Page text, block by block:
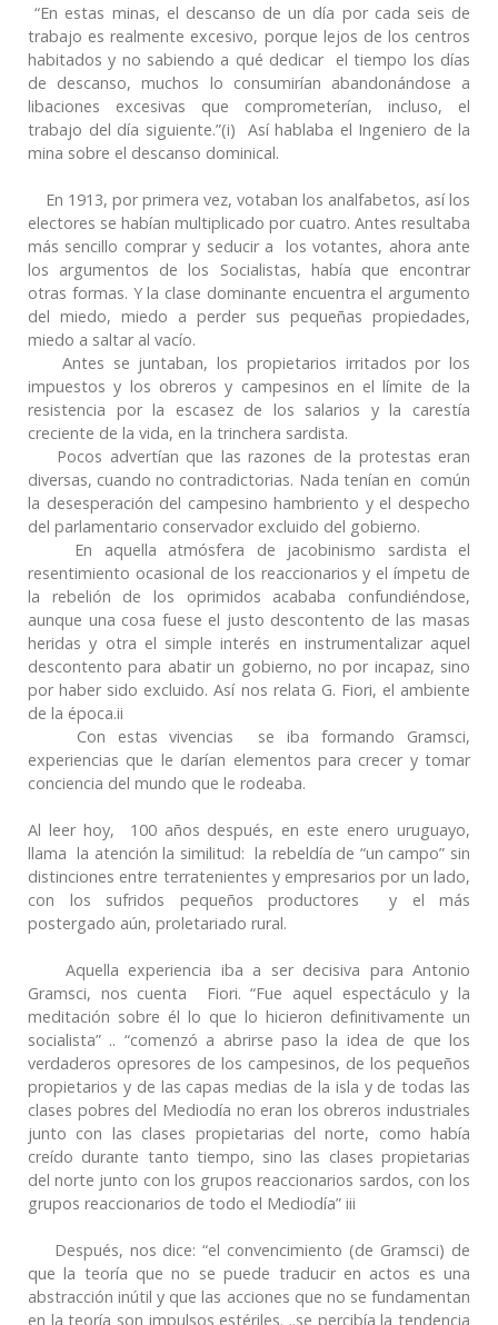
“En estas minas, el descanso de un día por cada seis de
trabajo es realmente excesivo, porque lejos de los centros
habitados y no sabiendo a qué dedicar el tiempo los días
de descanso, muchos lo consumirían abandonándose a
libaciones excesivas que comprometerían, incluso, el
trabajo del día siguiente.”(i) Así hablaba el Ingeniero de la
mina sobre el descanso dominical.
En 1913, por primera vez, votaban los analfabetos, así los
electores se habían multiplicado por cuatro. Antes resultaba
más sencillo comprar y seducir a los votantes, ahora ante
los argumentos de los Socialistas, había que encontrar
otras formas. Y la clase dominante encuentra el argumento
del miedo, miedo a perder sus pequeñas propiedades,
miedo a saltar al vacío.
Antes se juntaban, los propietarios irritados por los
impuestos y los obreros y campesinos en el límite de la
resistencia por la escasez de los salarios y la carestía
creciente de la vida, en la trinchera sardista.
Pocos advertían que las razones de la protestas eran
diversas, cuando no contradictorias. Nada tenían en común
la desesperación del campesino hambriento y el despecho
del parlamentario conservador excluido del gobierno.
En aquella atmósfera de jacobinismo sardista el
resentimiento ocasional de los reaccionarios y el ímpetu de
la rebelión de los oprimidos acababa confundiéndose,
aunque una cosa fuese el justo descontento de las masas
heridas y otra el simple interés en instrumentalizar aquel
descontento para abatir un gobierno, no por incapaz, sino
por haber sido excluido. Así nos relata G. Fiori, el ambiente
de la época.ii
Con estas vivencias se iba formando Gramsci,
experiencias que le darían elementos para crecer y tomar
conciencia del mundo que le rodeaba.
Al leer hoy, 100 años después, en este enero uruguayo,
llama la atención la similitud: la rebeldía de “un campo” sin
distinciones entre terratenientes y empresarios por un lado,
con los sufridos pequeños productores y el más
postergado aún, proletariado rural.
Aquella experiencia iba a ser decisiva para Antonio
Gramsci, nos cuenta Fiori. “Fue aquel espectáculo y la
meditación sobre él lo que lo hicieron definitivamente un
socialista” .. “comenzó a abrirse paso la idea de que los
verdaderos opresores de los campesinos, de los pequeños
propietarios y de las capas medias de la isla y de todas las
clases pobres del Mediodía no eran los obreros industriales
junto con las clases propietarias del norte, como había
creído durante tanto tiempo, sino las clases propietarias
del norte junto con los grupos reaccionarios sardos, con los
grupos reaccionarios de todo el Mediodía” iii
Después, nos dice: “el convencimiento (de Gramsci) de
que la teoría que no se puede traducir en actos es una
abstracción inútil y que las acciones que no se fundamentan
en la teoría son impulsos estériles. ..se percibía la tendencia